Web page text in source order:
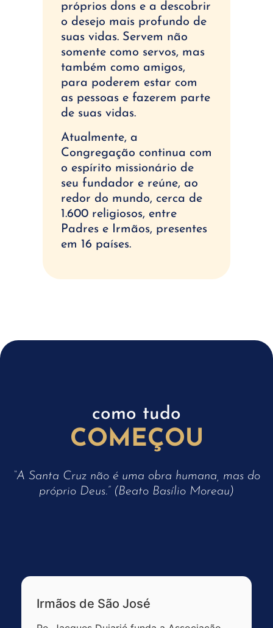
próprios dons e a descobrir
o desejo mais profundo de
suas vidas. Servem não
somente como servos, mas
também como amigos,
para poderem estar com
as pessoas e fazerem parte
de suas vidas.
Atualmente, a
Congregação continua com
o espírito missionário de
seu fundador e reúne, ao
redor do mundo, cerca de
1.600 religiosos, entre
Padres e Irmãos, presentes
em 16 países.
como tudo
COMEÇOU
“A Santa Cruz não é uma obra humana, mas do
próprio Deus.” (Beato Basílio Moreau)
Irmãos de São José